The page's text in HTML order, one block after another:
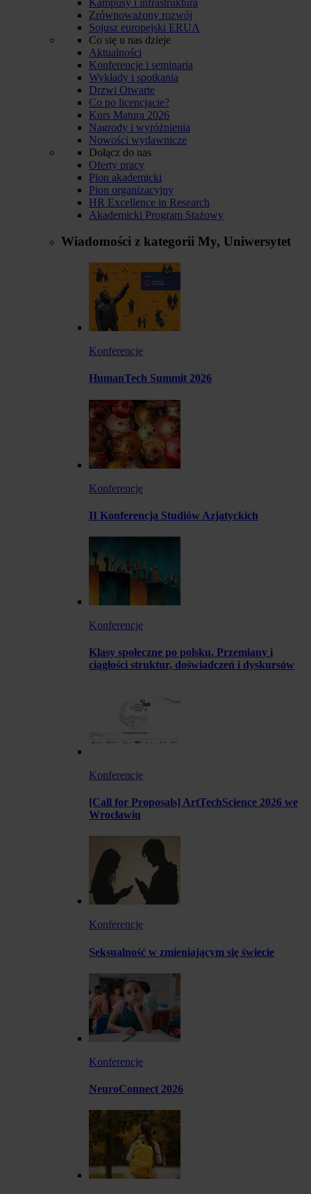
Zrównoważony rozwój
Sojusz europejski ERUA
Co się u nas dzieje
Aktualności
Konferencje i seminaria
Wykłady i spotkania
Drzwi Otwarte
Co po licencjacie?
Kurs Matura 2026
Nagrody i wyróżnienia
Nowości wydawnicze
Dołącz do nas
Oferty pracy
Pion akademicki
Pion organizacyjny
HR Excellence in Research
Akademicki Program Stażowy
Wiadomości z kategorii My, Uniwersytet
Konferencje
HumanTech Summit 2026
Konferencje
II Konferencja Studiów Azjatyckich
Konferencje
Klasy społeczne po polsku. Przemiany i
ciągłości struktur, doświadczeń i dyskursów
Konferencje
[Call for Proposals] ArtTechScience 2026 we
Wrocławiu
Konferencje
Seksualność w zmieniającym się świecie
Konferencje
NeuroConnect 2026